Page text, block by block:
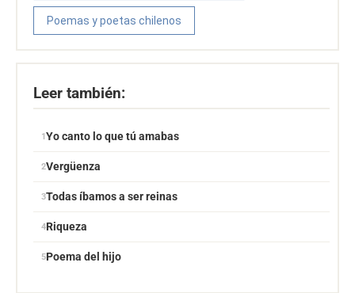
Poemas y poetas chilenos
Leer también:
Yo canto lo que tú amabas
Vergüenza
Todas íbamos a ser reinas
Riqueza
Poema del hijo